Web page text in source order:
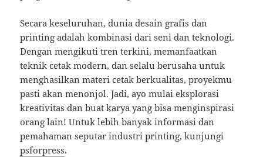
Secara keseluruhan, dunia desain grafis dan
printing adalah kombinasi dari seni dan teknologi.
Dengan mengikuti tren terkini, memanfaatkan
teknik cetak modern, dan selalu berusaha untuk
menghasilkan materi cetak berkualitas, proyekmu
pasti akan menonjol. Jadi, ayo mulai eksplorasi
kreativitas dan buat karya yang bisa menginspirasi
orang lain! Untuk lebih banyak informasi dan
pemahaman seputar industri printing, kunjungi
psforpress.